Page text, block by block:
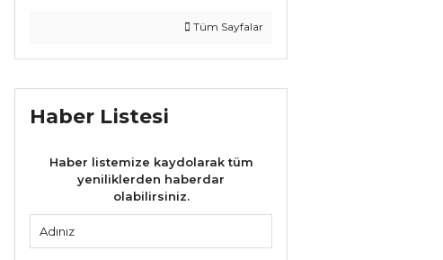
Tüm Sayfalar
Haber Listesi
Haber listemize kaydolarak tüm
yeniliklerden haberdar
olabilirsiniz.